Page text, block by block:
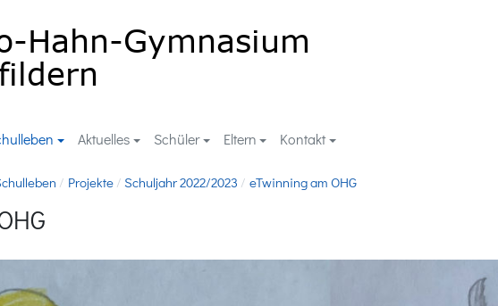
Aktuelles Schüler Eltern Kontakt
Projekte Schuljahr 2022/2023 eTwinning am OHG